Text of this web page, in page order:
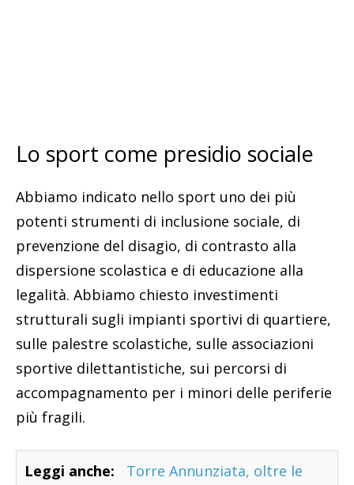
Lo sport come presidio sociale
Abbiamo indicato nello sport uno dei più
potenti strumenti di inclusione sociale, di
prevenzione del disagio, di contrasto alla
dispersione scolastica e di educazione alla
legalità. Abbiamo chiesto investimenti
strutturali sugli impianti sportivi di quartiere,
sulle palestre scolastiche, sulle associazioni
sportive dilettantistiche, sui percorsi di
accompagnamento per i minori delle periferie
più fragili.
Leggi anche:
Torre Annunziata, oltre le